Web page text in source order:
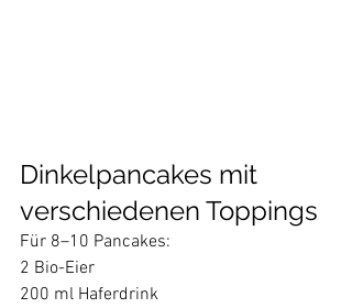
Dinkelpancakes mit
verschiedenen Toppings
Für 8–10 Pancakes:
2 Bio-Eier
200 ml Haferdrink